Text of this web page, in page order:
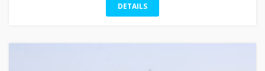
DETAILS